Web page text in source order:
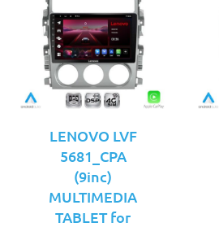
LENOVO LVF
5681_CPA
(9inc)
MULTIMEDIA
TABLET for